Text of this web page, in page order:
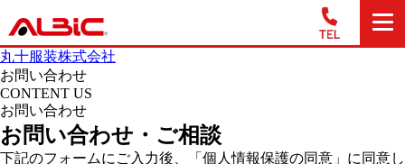
丸十服装株式会社
お問い合わせ
CONTENT US
お問い合わせ
お問い合わせ・ご相談
下記のフォームにご入力後、「個人情報保護の同意」に同意し